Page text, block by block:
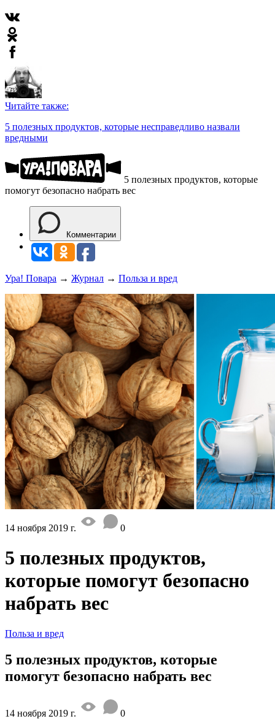
Читайте также:
5 полезных продуктов, которые несправедливо назвали
вредными
5 полезных продуктов, которые
помогут безопасно набрать вес
Комментарии
Ура! Повара → Журнал → Польза и вред
14 ноября 2019 г. 0
5 полезных продуктов,
которые помогут безопасно
набрать вес
Польза и вред
5 полезных продуктов, которые
помогут безопасно набрать вес
14 ноября 2019 г. 0